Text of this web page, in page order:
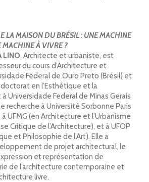
LA MAISON DU BRÉSIL : UNE MACHINE
MACHINE À VIVRE ?
LINO. Architecte et urbaniste, est
du cours d’Architecture et
Federal de Ouro Preto (Brésil) et
en l’Esthétique et la
à Universidade Federal de Minas Gerais
recherche à Université Sorbonne Paris
UFMG (en Architecture et l’Urbanisme
Critique de l’Architecture), et à UFOP
et Philosophie de l’Art). Elle a
de projet architectural, le
et représentation de
de l’architecture contemporaine et
livre.